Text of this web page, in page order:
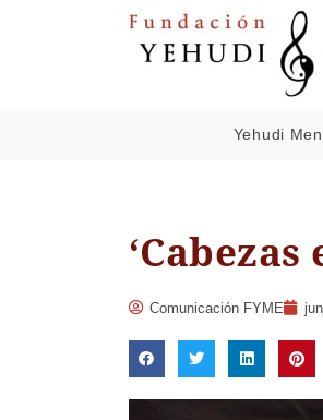
Yehudi
Comunicación FYME